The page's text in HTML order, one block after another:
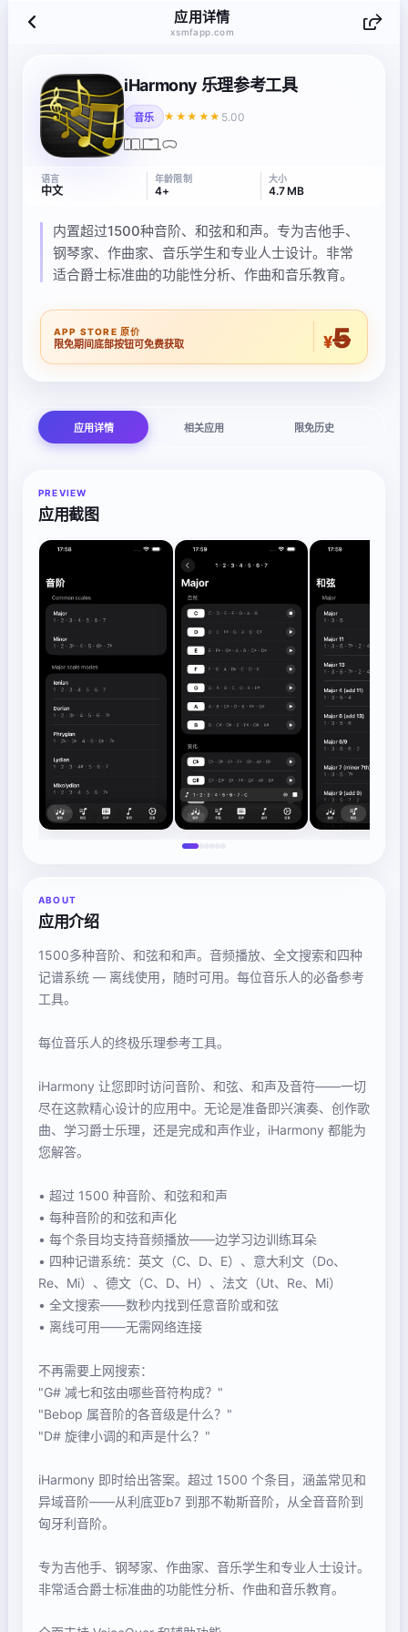
应用详情
xsmfapp.com
iHarmony 乐理参考工具
音乐 ★★★★★ 5.00
语言
中文
年龄限制
4+
大小
4.7 MB
内置超过1500种音阶、和弦和和声。专为吉他手、
钢琴家、作曲家、音乐学生和专业人士设计。非常
适合爵士标准曲的功能性分析、作曲和音乐教育。
APP STORE 原价
限免期间底部按钮可免费获取 ¥5
应用详情 相关应用 限免历史
PREVIEW
应用截图
ABOUT
应用介绍
1500多种音阶、和弦和和声。音频播放、全文搜索和四种
记谱系统 — 离线使用，随时可用。每位音乐人的必备参考
工具。
每位音乐人的终极乐理参考工具。
iHarmony 让您即时访问音阶、和弦、和声及音符——一切
尽在这款精心设计的应用中。无论是准备即兴演奏、创作歌
曲、学习爵士乐理，还是完成和声作业，iHarmony 都能为
您解答。
• 超过 1500 种音阶、和弦和和声
• 每种音阶的和弦和声化
• 每个条目均支持音频播放——边学习边训练耳朵
• 四种记谱系统：英文（C、D、E）、意大利文（Do、
Re、Mi）、德文（C、D、H）、法文（Ut、Re、Mi）
• 全文搜索——数秒内找到任意音阶或和弦
• 离线可用——无需网络连接
不再需要上网搜索：
"G# 减七和弦由哪些音符构成？"
"Bebop 属音阶的各音级是什么？"
"D# 旋律小调的和声是什么？"
iHarmony 即时给出答案。超过 1500 个条目，涵盖常见和
异域音阶——从利底亚b7 到那不勒斯音阶，从全音音阶到
匈牙利音阶。
专为吉他手、钢琴家、作曲家、音乐学生和专业人士设计。
非常适合爵士标准曲的功能性分析、作曲和音乐教育。